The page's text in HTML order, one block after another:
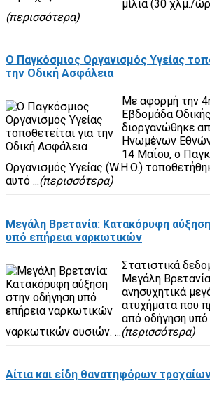
μίλια (30 χλμ./
(περισσότερα)
Ο Παγκόσμιος Οργανισμός Υγείας
την Οδική Ασφάλεια
Με αφορμή την
Εβδομάδα
διοργανώθηκε
Ηνωμένων
14 Μαΐου, ο
Οργανισμός Υγείας (W.H.O.)
αυτό ...(περισσότερα)
Μεγάλη Βρετανία: Κατακόρυφη
υπό επήρεια ναρκωτικών
Στατιστικά
Μεγάλη
ανησυχητικά
ατυχήματα που
από οδήγηση υπό
ναρκωτικών ουσιών. ...(περισσότερα)
Αίτια και είδη θανατηφόρων